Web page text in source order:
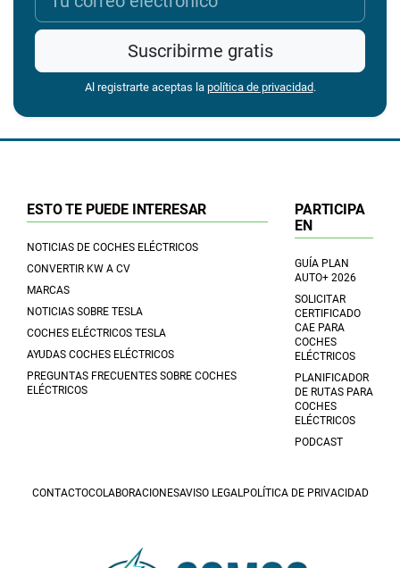
Suscribirme gratis
Al registrarte aceptas la política de privacidad.
ESTO TE PUEDE INTERESAR
NOTICIAS DE COCHES ELÉCTRICOS
CONVERTIR KW A CV
MARCAS
NOTICIAS SOBRE TESLA
COCHES ELÉCTRICOS TESLA
AYUDAS COCHES ELÉCTRICOS
PREGUNTAS FRECUENTES SOBRE COCHES
ELÉCTRICOS
PARTICIPA
EN
GUÍA PLAN
AUTO+ 2026
SOLICITAR
CERTIFICADO
CAE PARA
COCHES
ELÉCTRICOS
PLANIFICADOR
DE RUTAS PARA
COCHES
ELÉCTRICOS
PODCAST
CONTACTOCOLABORACIONESAVISO LEGALPOLÍTICA DE PRIVACIDAD